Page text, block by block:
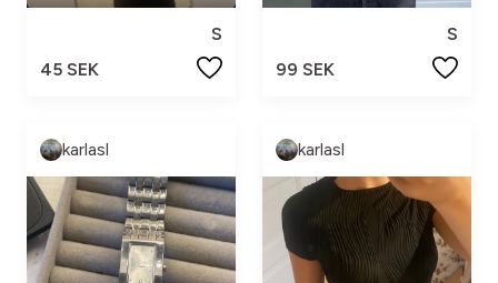
S
45 SEK
S
99 SEK
karlasl karlasl